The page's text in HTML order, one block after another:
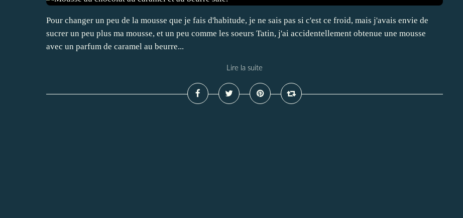
Pour changer un peu de la mousse que je fais d'habitude, je ne sais pas si c'est ce froid, mais j'avais envie de
sucrer un peu plus ma mousse, et un peu comme les soeurs Tatin, j'ai accidentellement obtenue une mousse
avec un parfum de caramel au beurre...
Lire la suite